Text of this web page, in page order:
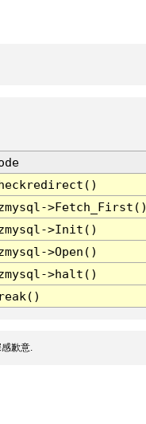
>Init()
>Open()
>halt()
歉意.